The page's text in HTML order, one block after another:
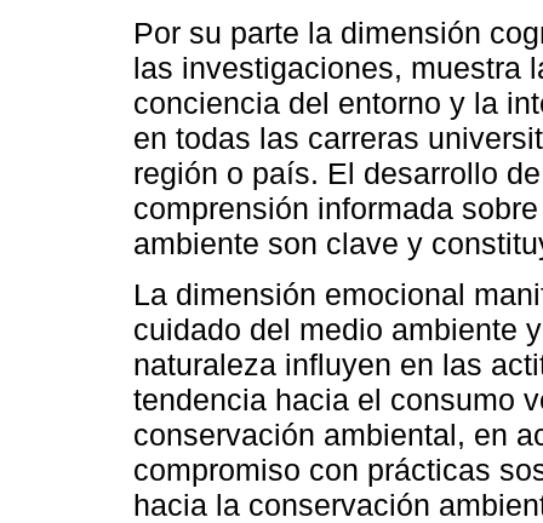
Por su parte la dimensión
las investigaciones, muestra
conciencia del entorno y la
en todas las carreras
región o país. El desarrollo
comprensión informada
ambiente son clave y
La dimensión emocional
cuidado del medio ambiente
naturaleza influyen en las
tendencia hacia el consumo
conservación ambiental, en
compromiso con prácticas
hacia la conservación